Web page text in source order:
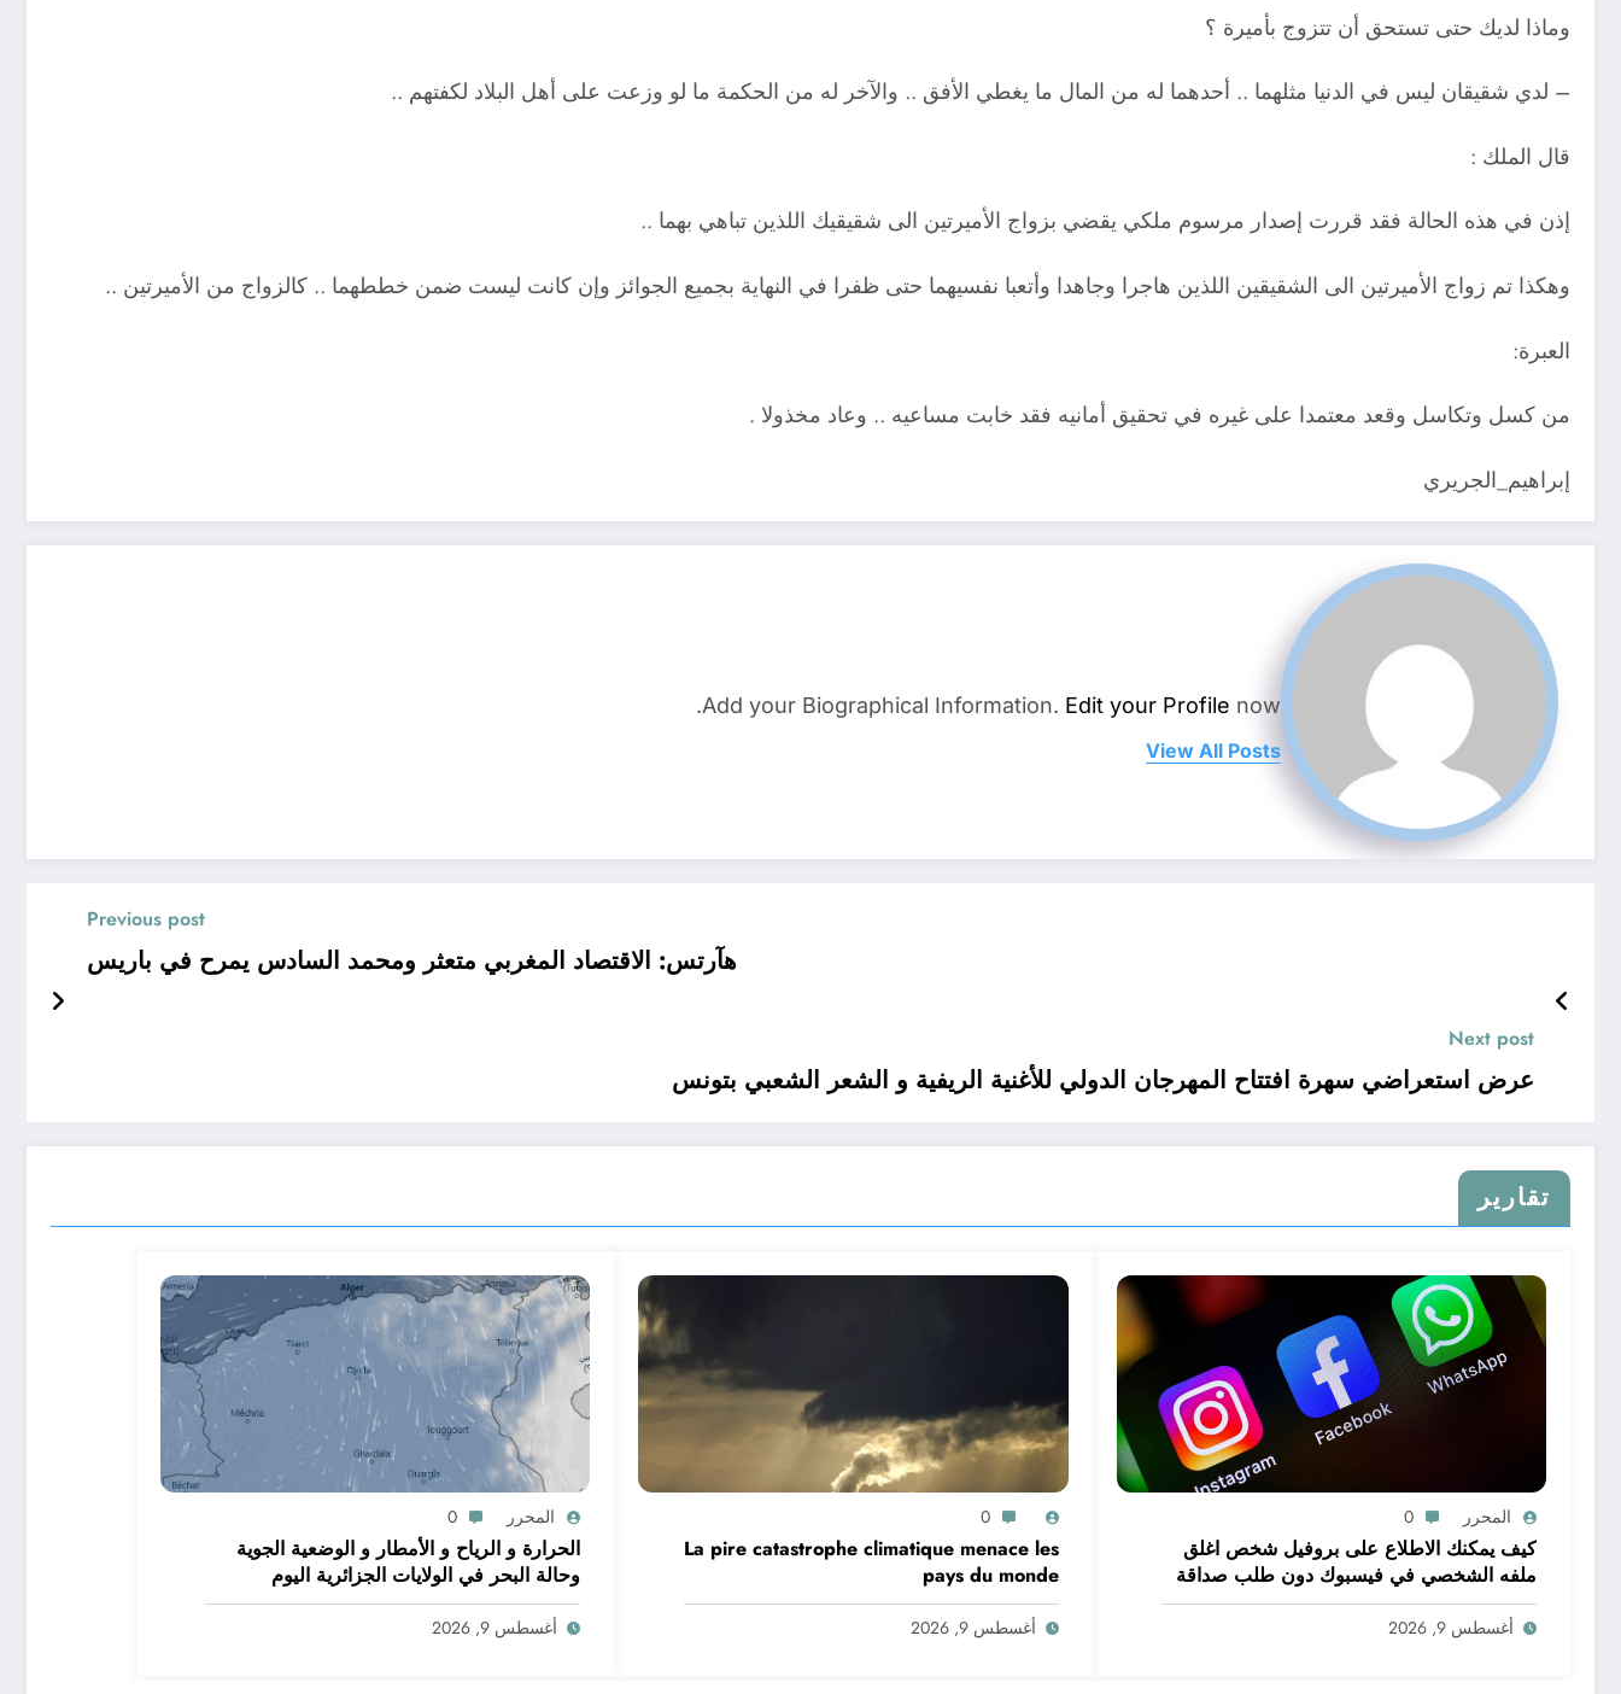
وماذا لديك حتى تستحق أن تتزوج بأميرة ؟
– لدي شقيقان ليس في الدنيا مثلهما .. أحدهما له من المال ما يغطي الأفق .. والآخر له من الحكمة ما لو وزعت على أهل البلاد لكفتهم ..
قال الملك :
إذن في هذه الحالة فقد قررت إصدار مرسوم ملكي يقضي بزواج الأميرتين الى شقيقيك اللذين تباهي بهما ..
وهكذا تم زواج الأميرتين الى الشقيقين اللذين هاجرا وجاهدا وأتعبا نفسيهما حتى ظفرا في النهاية بجميع الجوائز وإن كانت ليست ضمن خططهما .. كالزواج من الأميرتين ..
العبرة:
من كسل وتكاسل وقعد معتمدا على غيره في تحقيق أمانيه فقد خابت مساعيه .. وعاد مخذولا .
إبراهيم_الجريري
Add your Biographical Information. Edit your Profile now.
View All Posts
Previous post
هآرتس: الاقتصاد المغربي متعثر ومحمد السادس يمرح في باريس
Next post
عرض استعراضي سهرة افتتاح المهرجان الدولي للأغنية الريفية و الشعر الشعبي بتونس
تقارير
المحرر 0
كيف يمكنك الاطلاع على بروفيل شخص اغلق
ملفه الشخصي في فيسبوك دون طلب صداقة
.. الاطلاع على محتوى صفحة شخص اغلق ملفه
الشخصي في فيسبوك دون طلب صداقة
أغسطس 9, 2026
0
La pire catastrophe climatique menace les
pays du monde
أغسطس 9, 2026
المحرر 0
الحرارة و الرياح و الأمطار و الوضعية الجوية
وحالة البحر في الولايات الجزائرية اليوم
أغسطس 9, 2026